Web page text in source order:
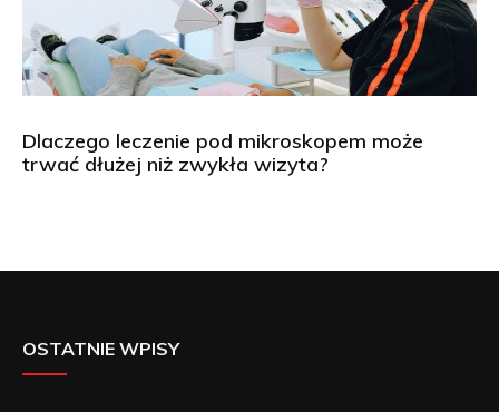
Dlaczego leczenie pod mikroskopem może
trwać dłużej niż zwykła wizyta?
OSTATNIE WPISY